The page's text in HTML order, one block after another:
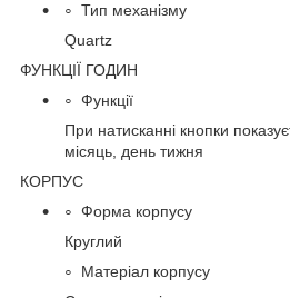
Тип механізму
Quartz
ФУНКЦІЇ ГОДИН
Функції
При натисканні кнопки
місяць, день тижня
КОРПУС
Форма корпусу
Круглий
Матеріал корпусу